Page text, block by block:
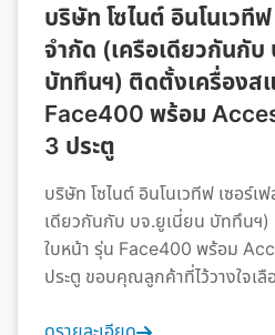
บริษัท โซไนต์ อินโนเวที
จำกัด (เครือเดียวกันกับ
บัททึนฯ) ติดตั้งเครื่องส
Face400 พร้อม
3 ประตู
บริษัท โซไนต์ อินโนเวทีฟ เซอร์เ
เดียวกันกับ บจ.ยูเนี่ยน บัททึนฯ
ใบหน้า รุ่น Face400 พร้อม
ประตู ขอบคุณลูกค้าที่ไว้วางใจเ